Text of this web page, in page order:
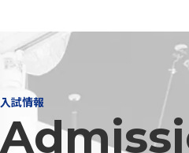
入試情報